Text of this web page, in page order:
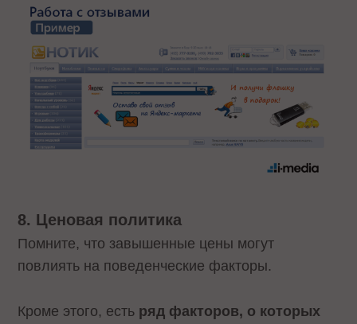
8. Ценовая политика
Помните, что завышенные цены могут
повлиять на поведенческие факторы.
Кроме этого, есть ряд факторов, о которых